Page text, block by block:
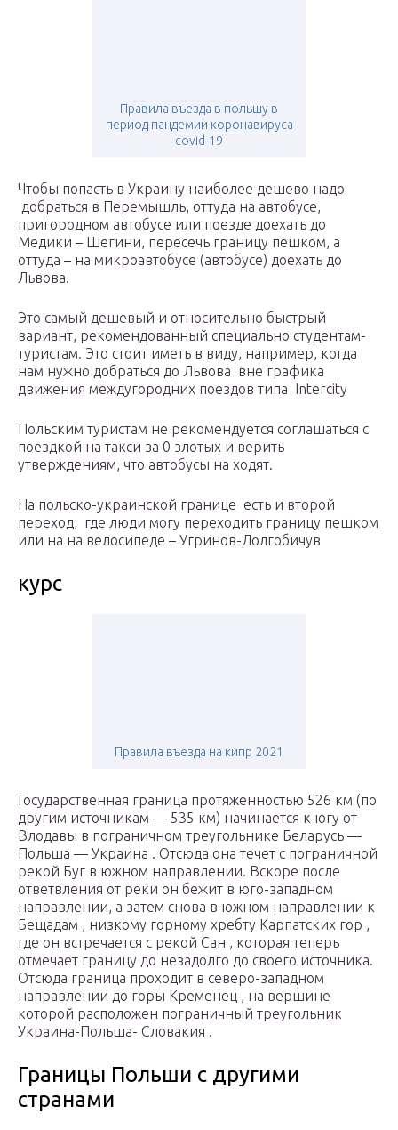
Правила въезда в польшу в
период пандемии коронавируса
covid-19
Чтобы попасть в Украину наиболее дешево надо
добраться в Перемышль, оттуда на автобусе,
пригородном автобусе или поезде доехать до
Медики – Шегини, пересечь границу пешком, а
оттуда – на микроавтобусе (автобусе) доехать до
Львова.
Это самый дешевый и относительно быстрый
вариант, рекомендованный специально студентам-
туристам. Это стоит иметь в виду, например, когда
нам нужно добраться до Львова вне графика
движения междугородних поездов типа Intercity
Польским туристам не рекомендуется соглашаться с
поездкой на такси за 0 злотых и верить
утверждениям, что автобусы на ходят.
На польско-украинской границе есть и второй
переход, где люди могу переходить границу пешком
или на на велосипеде – Угринов-Долгобичув
курс
Правила въезда на кипр 2021
Государственная граница протяженностью 526 км (по
другим источникам — 535 км) начинается к югу от
Влодавы в пограничном треугольнике Беларусь —
Польша — Украина . Отсюда она течет с пограничной
рекой Буг в южном направлении. Вскоре после
ответвления от реки он бежит в юго-западном
направлении, а затем снова в южном направлении к
Бещадам , низкому горному хребту Карпатских гор ,
где он встречается с рекой Сан , которая теперь
отмечает границу до незадолго до своего источника.
Отсюда граница проходит в северо-западном
направлении до горы Кременец , на вершине
которой расположен пограничный треугольник
Украина-Польша- Словакия .
Границы Польши с другими
странами